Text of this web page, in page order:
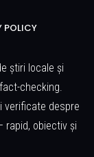
POLICY
știri locale și
checking.
verificate despre
rapid, obiectiv și